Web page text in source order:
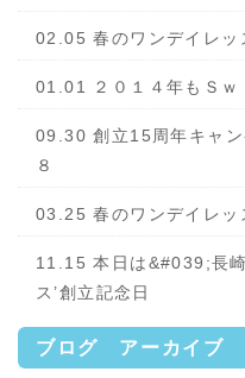
02.05 春のワンデイレッ
01.01 ２０１４年もＳ
09.30 創立15周年キャ
８
03.25 春のワンデイレ
11.15 本日は&#039;長
ス’創立記念日
ブログ アーカイブ